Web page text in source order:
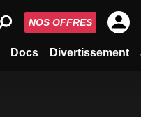
Docs Divertissement
NOS OFFRES